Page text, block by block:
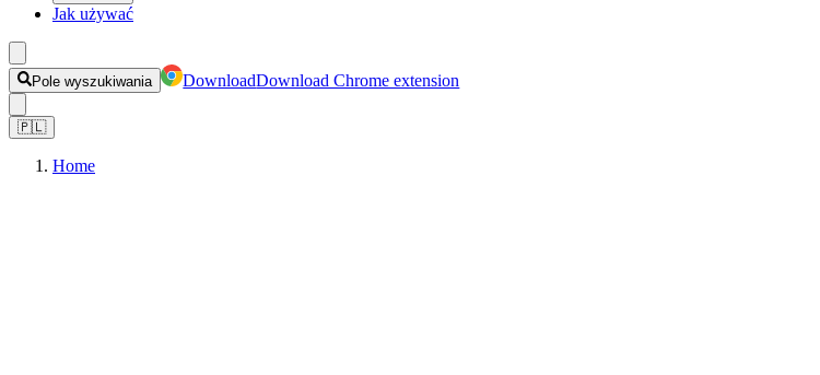
Jak używać
Pole wyszukiwania DownloadDownload Chrome extension
🇵🇱
Home